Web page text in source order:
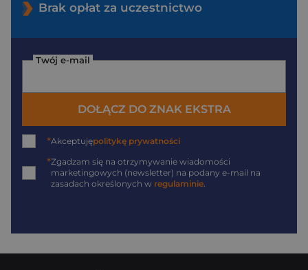
Brak opłat za uczestnictwo
Twój e-mail
DOŁĄCZ DO ZNAK EKSTRA
*Akceptujępolitykę prywatności
*Zgadzam się na otrzymywanie wiadomości
marketingowych (newsletter) na podany e-mail na
zasadach określonych w regulaminie.